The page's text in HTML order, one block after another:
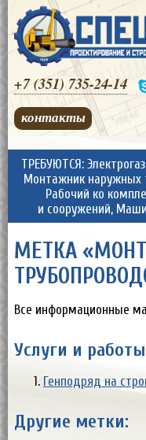
+7 (351) 735-24-14
контакты
ТРЕБУЮТСЯ:
Монтажник наружных
Рабочий ко
и сооружений,
МЕТКА
Все информационные
Услуги и
Генподряд на
Другие метки: